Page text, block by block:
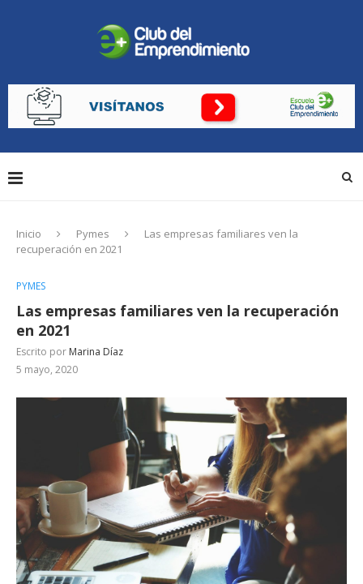
Inicio Pymes
Las empresas familiares ven la
recuperación en 2021
PYMES
Las empresas familiares ven la recuperación
en 2021
Escrito por Marina Díaz
5 mayo, 2020